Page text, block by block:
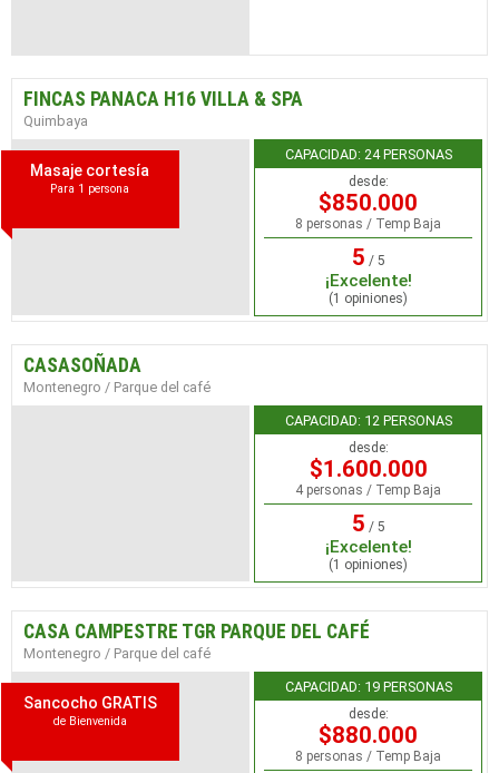
Masaje cortesía
Para 1 persona
FINCAS PANACA H16 VILLA & SPA
Quimbaya
CAPACIDAD: 24 PERSONAS
desde:
$850.000
8 personas / Temp Baja
5 / 5
¡Excelente!
(1 opiniones)
CASASOÑADA
Montenegro / Parque del café
CAPACIDAD: 12 PERSONAS
desde:
$1.600.000
4 personas / Temp Baja
5 / 5
¡Excelente!
(1 opiniones)
Sancocho GRATIS
de Bienvenida
CASA CAMPESTRE TGR PARQUE DEL CAFÉ
Montenegro / Parque del café
CAPACIDAD: 19 PERSONAS
desde:
$880.000
8 personas / Temp Baja